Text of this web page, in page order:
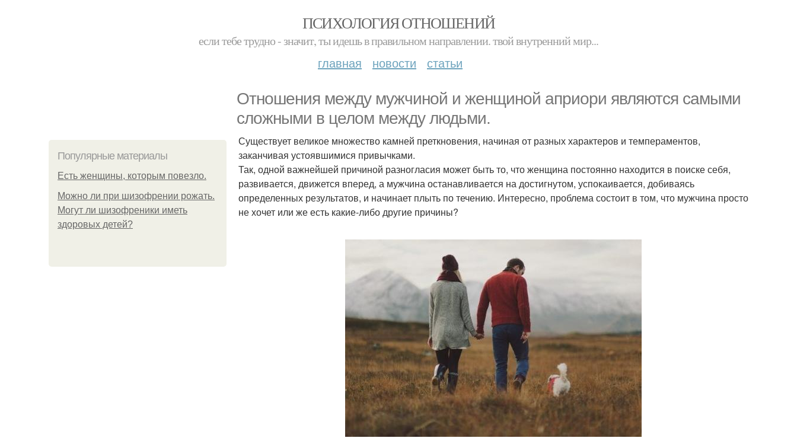
ПСИХОЛОГИЯ ОТНОШЕНИЙ
если тебе трудно - значит, ты идешь в правильном направлении. твой внутренний мир...
главная новости статьи
Отношения между мужчиной и женщиной априори являются самыми
сложными в целом между людьми.
Популярные материалы
Есть женщины, которым повезло.
Можно ли при шизофрении рожать.
Могут ли шизофреники иметь
здоровых детей?
Существует великое множество камней преткновения, начиная от разных характеров и темпераментов,
заканчивая устоявшимися привычками.
Так, одной важнейшей причиной разногласия может быть то, что женщина постоянно находится в поиске себя,
развивается, движется вперед, а мужчина останавливается на достигнутом, успокаивается, добиваясь
определенных результатов, и начинает плыть по течению. Интересно, проблема состоит в том, что мужчина просто
не хочет или же есть какие-либо другие причины?